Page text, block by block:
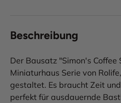
Beschreibung
Der Bausatz "Simon's Coffee
Miniaturhaus Serie von
gestaltet. Es braucht Zeit
perfekt für ausdauernde